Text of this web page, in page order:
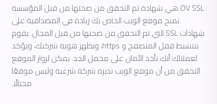
OV SSL هي شهادة تم التحقق من صحتها من قبل المؤسسة
تمنح موقع الويب الخاص بك زيادة في المصداقية على
شهادات SSL التي تم التحقق من صحتها من قبل المجال. يقوم
بتنشيط قفل المتصفح و https، ويظهر هوية شركتك، ويؤكد
لعملائك أنك تأخذ الأمان على محمل الجد. يمكن لزوار الموقع
التحقق من أن موقع الويب تديره شركة شرعية وليس موقعًا
محتالًا.